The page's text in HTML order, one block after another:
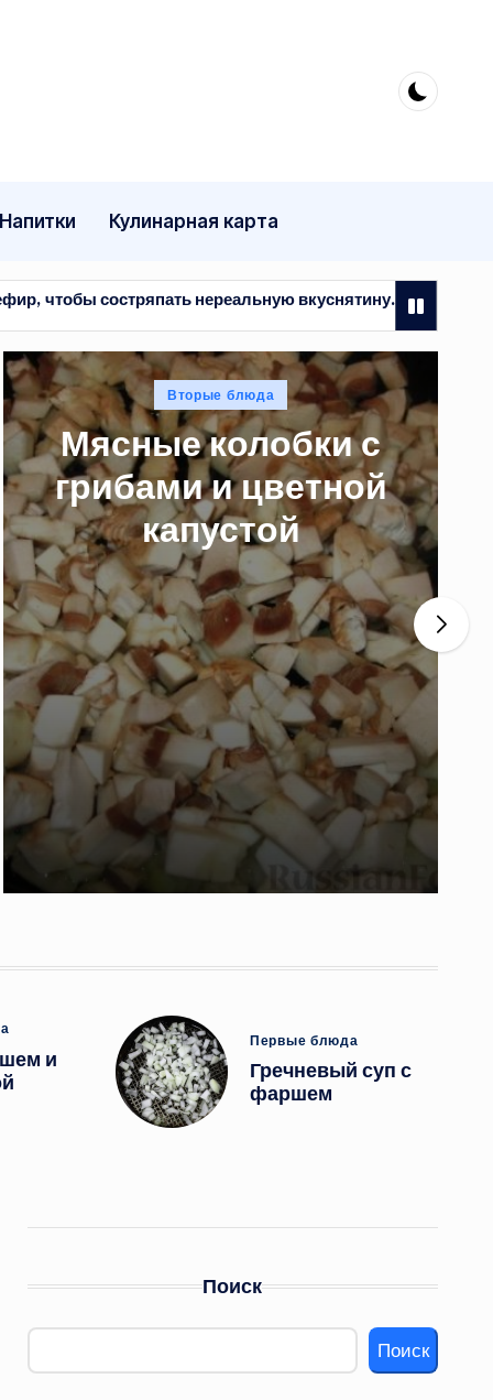
Напитки Кулинарная карта
нереальную вкуснятину. Просто и быстро
Опубликовано
в
Вторые блюда
Мясные колобки с
грибами и цветной
капустой
и
Опубликовано
в
Первые блюда
Гречневый суп с
фаршем
Поиск
Поиск